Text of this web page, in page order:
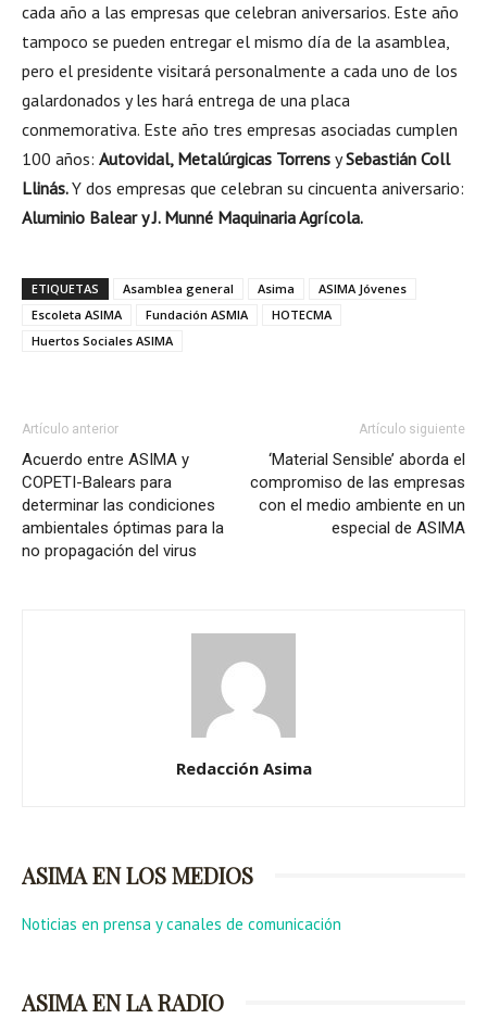
cada año a las empresas que celebran aniversarios. Este año
tampoco se pueden entregar el mismo día de la asamblea,
pero el presidente visitará personalmente a cada uno de los
galardonados y les hará entrega de una placa
conmemorativa. Este año tres empresas asociadas cumplen
100 años: Autovidal, Metalúrgicas Torrens ySebastián Coll
Llinás.Y dos empresas que celebran su cincuenta aniversario:
Aluminio Balear y J. Munné Maquinaria Agrícola.
ETIQUETAS Asamblea general Asima
ASIMA Jóvenes
Escoleta ASIMA
Fundación ASMIA
HOTECMA
Huertos Sociales ASIMA
Artículo anterior
Acuerdo entre ASIMA y
COPETI-Balears para
determinar las condiciones
ambientales óptimas para la
no propagación del virus
Artículo siguiente
‘Material Sensible’ aborda el
compromiso de las empresas
con el medio ambiente en un
especial de ASIMA
Redacción Asima
ASIMA EN LOS MEDIOS
Noticias en prensa y canales de comunicación
ASIMA EN LA RADIO